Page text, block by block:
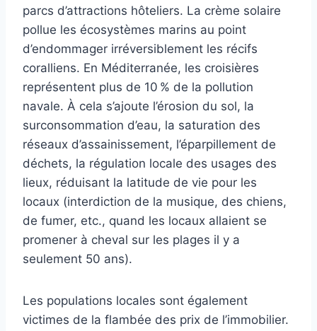
parcs d’attractions hôteliers. La crème solaire
pollue les écosystèmes marins au point
d’endommager irréversiblement les récifs
coralliens. En Méditerranée, les croisières
représentent plus de 10 % de la pollution
navale. À cela s’ajoute l’érosion du sol, la
surconsommation d’eau, la saturation des
réseaux d’assainissement, l’éparpillement de
déchets, la régulation locale des usages des
lieux, réduisant la latitude de vie pour les
locaux (interdiction de la musique, des chiens,
de fumer, etc., quand les locaux allaient se
promener à cheval sur les plages il y a
seulement 50 ans).
Les populations locales sont également
victimes de la flambée des prix de l’immobilier.